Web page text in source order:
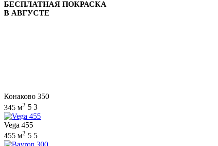
БЕСПЛАТНАЯ ПОКРАСКА
В АВГУСТЕ
Конаково 350
345 м2 5 3
Vega 455
455 м2 5 5